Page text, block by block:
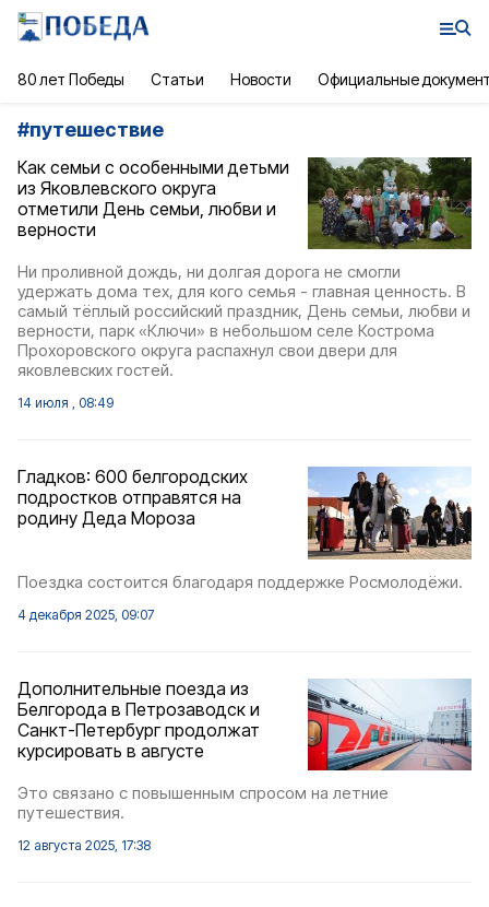
80 лет Победы Статьи Новости Официальные
#путешествие
Как семьи с особенными детьми
из Яковлевского округа
отметили День семьи, любви и
верности
Ни проливной дождь, ни долгая дорога не смогли
удержать дома тех, для кого семья - главная ценность. В
самый тёплый российский праздник, День семьи, любви и
верности, парк «Ключи» в небольшом селе Кострома
Прохоровского округа распахнул свои двери для
яковлевских гостей.
14 июля , 08:49
Гладков: 600 белгородских
подростков отправятся на
родину Деда Мороза
Поездка состоится благодаря поддержке Росмолодёжи.
4 декабря 2025, 09:07
Дополнительные поезда из
Белгорода в Петрозаводск и
Санкт-Петербург продолжат
курсировать в августе
Это связано с повышенным спросом на летние
путешествия.
12 августа 2025, 17:38